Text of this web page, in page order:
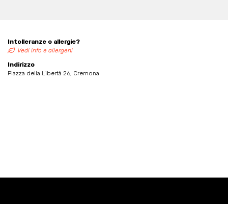
Intolleranze o allergie?
Vedi info e allergeni
Indirizzo
Piazza della Libertà 26, Cremona